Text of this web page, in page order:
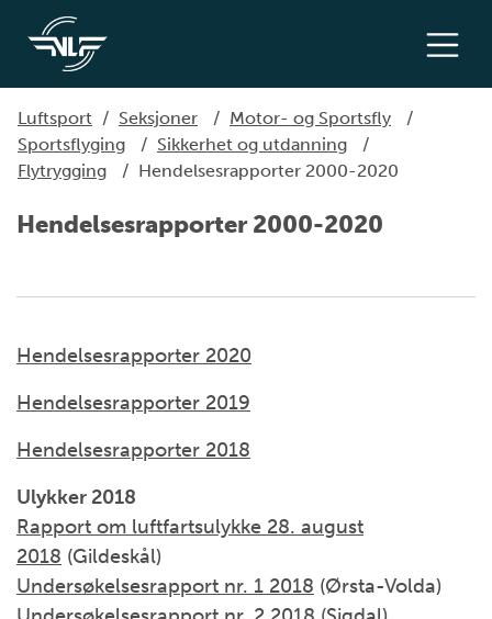
Luftsport / Seksjoner / Motor- og Sportsfly
/
Sportsflyging
/ Sikkerhet og utdanning
/
Flytrygging
/ Hendelsesrapporter 2000-2020
Hendelsesrapporter 2000-2020
Hendelsesrapporter 2020
Hendelsesrapporter 2019
Hendelsesrapporter 2018
Ulykker 2018
Rapport om luftfartsulykke 28. august
2018 (Gildeskål)
Undersøkelsesrapport nr. 1 2018 (Ørsta-Volda)